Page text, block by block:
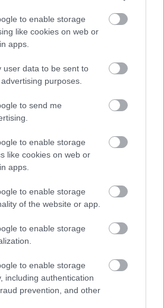
to enable storage
like cookies on web or
apps.
user data to be sent to
purposes.
to send me
to enable storage
like cookies on web or
apps.
to enable storage
of the website or app.
to enable storage
to enable storage
including authentication
prevention, and other
dokumentumai
a második
Viktor
ukrajnai hadműveletei,